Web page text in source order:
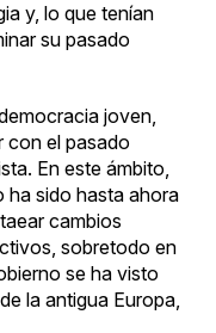
y, lo que tenían
su pasado
joven,
con el pasado
En este ámbito,
ha sido hasta ahora
cambios
sobretodo en
se ha visto
la antigua Europa,